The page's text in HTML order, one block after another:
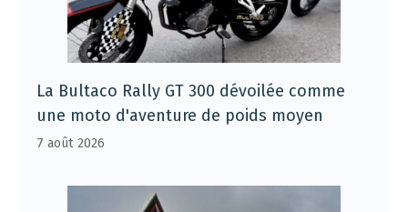
La Bultaco Rally GT 300 dévoilée comme
une moto d'aventure de poids moyen
7 août 2026